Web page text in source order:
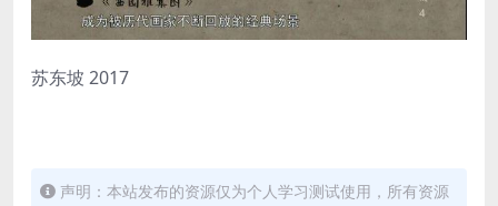
苏东坡 2017
声明：本站发布的资源仅为个人学习测试使用，所有资源